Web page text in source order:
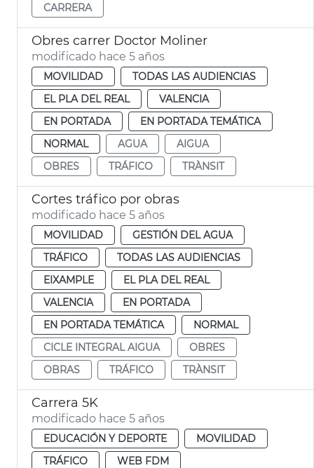
CARRERA
Obres carrer Doctor Moliner
modificado hace 5 años
MOVILIDAD
TODAS LAS AUDIENCIAS
EL PLA DEL REAL
VALENCIA
EN PORTADA
EN PORTADA TEMÁTICA
NORMAL
AGUA
AIGUA
OBRES
TRÁFICO TRÀNSIT
Cortes tráfico por obras
modificado hace 5 años
MOVILIDAD
GESTIÓN DEL AGUA
TRÁFICO
TODAS LAS AUDIENCIAS
EIXAMPLE
EL PLA DEL REAL
VALENCIA
EN PORTADA
EN PORTADA TEMÁTICA
NORMAL
CICLE INTEGRAL AIGUA
OBRES
OBRAS
TRÁFICO TRÀNSIT
Carrera 5K
modificado hace 5 años
EDUCACIÓN Y DEPORTE
MOVILIDAD
TRÁFICO
WEB FDM